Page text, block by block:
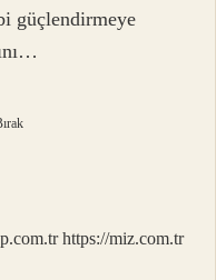
güçlendirmeye
https://miz.com.tr